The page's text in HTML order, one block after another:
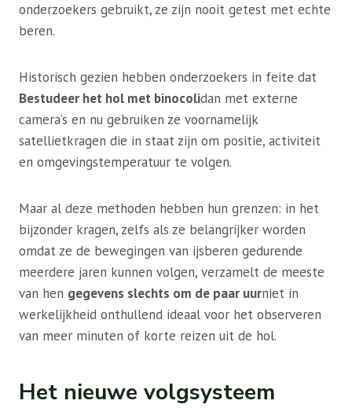
onderzoekers gebruikt, ze zijn nooit getest met echte
beren.
Historisch gezien hebben onderzoekers in feite dat
Bestudeer het hol met binocolidan met externe
camera’s en nu gebruiken ze voornamelijk
satellietkragen die in staat zijn om positie, activiteit
en omgevingstemperatuur te volgen.
Maar al deze methoden hebben hun grenzen: in het
bijzonder kragen, zelfs als ze belangrijker worden
omdat ze de bewegingen van ijsberen gedurende
meerdere jaren kunnen volgen, verzamelt de meeste
van hen gegevens slechts om de paar uurniet in
werkelijkheid onthullend ideaal voor het observeren
van meer minuten of korte reizen uit de hol.
Het nieuwe volgsysteem